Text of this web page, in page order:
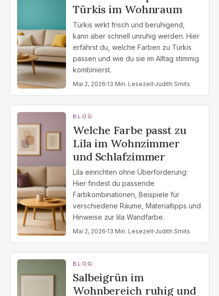
Türkis im Wohnraum
Türkis wirkt frisch und beruhigend,
kann aber schnell unruhig werden. Hier
erfährst du, welche Farben zu Türkis
passen und wie du sie im Alltag stimmig
kombinierst.
Mai 2, 2026 13 Min. Lesezeit Judith Smits
BLOG
Welche Farbe passt zu
Lila im Wohnzimmer
und Schlafzimmer
Lila einrichten ohne Überforderung:
Hier findest du passende
Farbkombinationen, Beispiele für
verschiedene Räume, Materialtipps und
Hinweise zur lila Wandfarbe.
Mai 2, 2026 13 Min. Lesezeit Judith Smits
BLOG
Salbeigrün im
Wohnbereich ruhig und